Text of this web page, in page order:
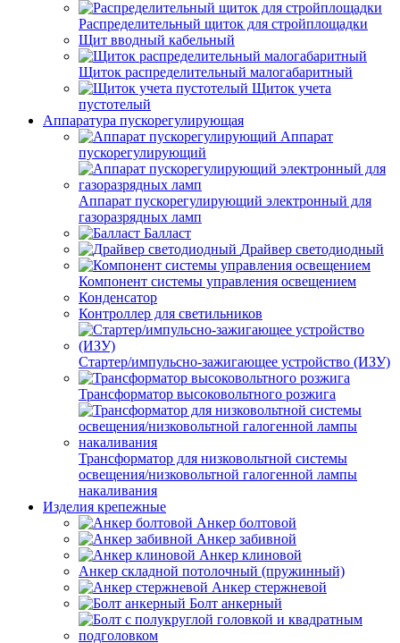
Распределительный щиток для стройплощадки
Щит вводный кабельный
Щиток распределительный малогабаритный
Щиток учета
пустотелый
Аппаратура пускорегулирующая
Аппарат
пускорегулирующий
Аппарат пускорегулирующий электронный для
газоразрядных ламп
Балласт
Драйвер светодиодный
Компонент системы управления освещением
Конденсатор
Контроллер для светильников
Стартер/импульсно-зажигающее устройство (ИЗУ)
Трансформатор высоковольтного розжига
Трансформатор для низковольтной системы
освещения/низковольтной галогенной лампы
накаливания
Изделия крепежные
Анкер болтовой
Анкер забивной
Анкер клиновой
Анкер складной потолочный (пружинный)
Анкер стержневой
Болт анкерный